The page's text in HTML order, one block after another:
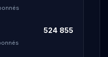
524 855